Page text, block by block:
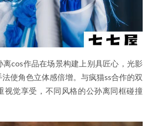
离cos作品在场景构建上别具匠心，光影
使角色立体感倍增。与疯猫ss合作的双
视觉享受，不同风格的公孙离同框碰撞